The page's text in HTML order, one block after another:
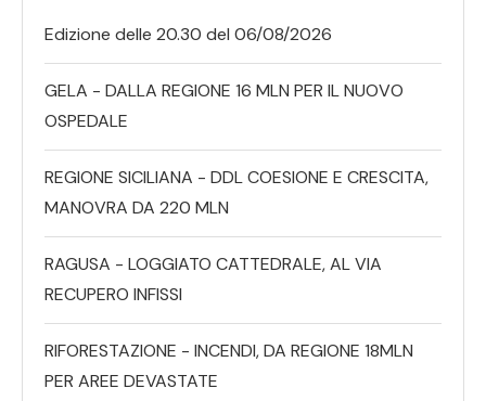
Edizione delle 20.30 del 06/08/2026
GELA - DALLA REGIONE 16 MLN PER IL NUOVO
OSPEDALE
REGIONE SICILIANA - DDL COESIONE E CRESCITA,
MANOVRA DA 220 MLN
RAGUSA - LOGGIATO CATTEDRALE, AL VIA
RECUPERO INFISSI
RIFORESTAZIONE - INCENDI, DA REGIONE 18MLN
PER AREE DEVASTATE